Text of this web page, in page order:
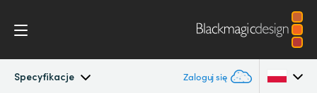
Specyfikacje Zaloguj się